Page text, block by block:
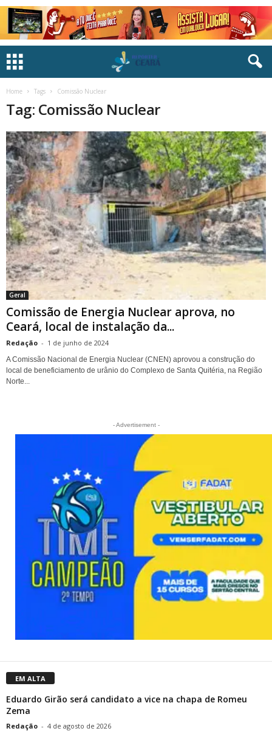
Home Tags Comissão Nuclear
Tag: Comissão Nuclear
Geral
Comissão de Energia Nuclear aprova, no
Ceará, local de instalação da...
Redação - 1 de junho de 2024
A Comissão Nacional de Energia Nuclear (CNEN) aprovou a construção do
local de beneficiamento de urânio do Complexo de Santa Quitéria, na Região
Norte...
- Advertisement -
EM ALTA
Eduardo Girão será candidato a vice na chapa de Romeu
Zema
Redação - 4 de agosto de 2026